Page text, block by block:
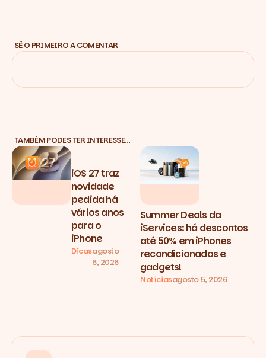
SÊ O PRIMEIRO A COMENTAR
TAMBÉM PODES TER INTERESSE…
iOS 27 traz
novidade
pedida há
vários anos
para o
iPhone
Dicasagosto
6, 2026
Summer Deals da
iServices: há descontos
até 50% em iPhones
recondicionados e
gadgets!
Notíciasagosto 5, 2026